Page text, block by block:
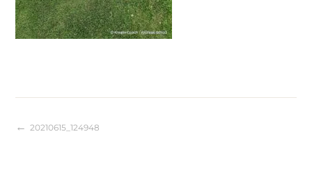
Beitragsnavigation
20210615_124948